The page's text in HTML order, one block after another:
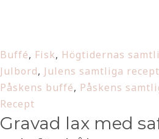
Buffé, Fisk, Högtidernas
Julbord, Julens samtliga recept
Påskens buffé, Påskens
Recept
Gravad lax med